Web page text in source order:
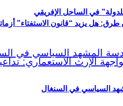
في الساحل الإفريقي
هل يزيد “قانون الاستفتاء”
السياسي في السنغال